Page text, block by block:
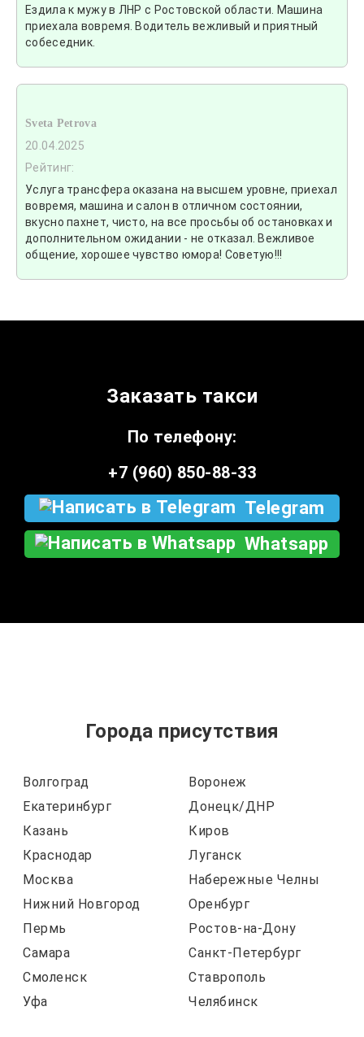
Ездила к мужу в ЛНР с Ростовской области. Машина
приехала вовремя. Водитель вежливый и приятный
собеседник.
Sveta Petrova
20.04.2025
Рейтинг:
Услуга трансфера оказана на высшем уровне, приехал
вовремя, машина и салон в отличном состоянии,
вкусно пахнет, чисто, на все просьбы об остановках и
дополнительном ожидании - не отказал. Вежливое
общение, хорошее чувство юмора! Советую!!!
Заказать такси
По телефону:
+7 (960) 850-88-33
Telegram
Whatsapp
Города присутствия
Волгоград
Воронеж
Екатеринбург
Донецк/ДНР
Казань
Киров
Краснодар
Луганск
Москва
Набережные Челны
Нижний Новгород
Оренбург
Пермь
Ростов-на-Дону
Самара
Санкт-Петербург
Смоленск
Ставрополь
Уфа
Челябинск